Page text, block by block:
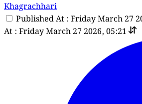
Khagrachhari
Published At : Friday March 27
At : Friday March 27 2026, 05:21